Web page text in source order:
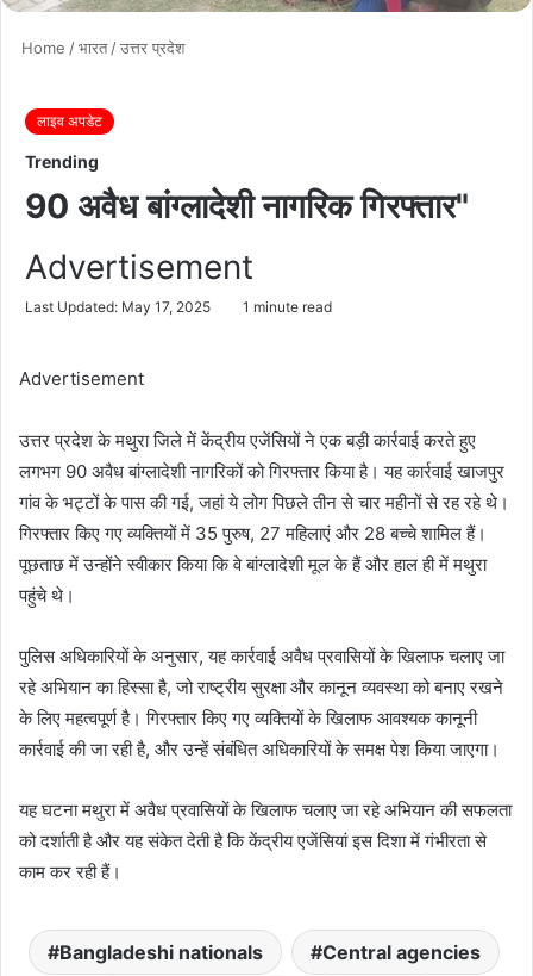
Home /भारत /उत्तर प्रदेश
लाइव अपडेट
Trending
90 अवैध बांग्लादेशी नागरिक गिरफ्तार"
Advertisement
Last Updated: May 17, 2025 1 minute read
Advertisement
उत्तर प्रदेश के मथुरा जिले में केंद्रीय एजेंसियों ने एक बड़ी कार्रवाई करते हुए
लगभग 90 अवैध बांग्लादेशी नागरिकों को गिरफ्तार किया है। यह कार्रवाई खाजपुर
गांव के भट्टों के पास की गई, जहां ये लोग पिछले तीन से चार महीनों से रह रहे थे।
गिरफ्तार किए गए व्यक्तियों में 35 पुरुष, 27 महिलाएं और 28 बच्चे शामिल हैं।
पूछताछ में उन्होंने स्वीकार किया कि वे बांग्लादेशी मूल के हैं और हाल ही में मथुरा
पहुंचे थे।
पुलिस अधिकारियों के अनुसार, यह कार्रवाई अवैध प्रवासियों के खिलाफ चलाए जा
रहे अभियान का हिस्सा है, जो राष्ट्रीय सुरक्षा और कानून व्यवस्था को बनाए रखने
के लिए महत्वपूर्ण है। गिरफ्तार किए गए व्यक्तियों के खिलाफ आवश्यक कानूनी
कार्रवाई की जा रही है, और उन्हें संबंधित अधिकारियों के समक्ष पेश किया जाएगा।
यह घटना मथुरा में अवैध प्रवासियों के खिलाफ चलाए जा रहे अभियान की सफलता
को दर्शाती है और यह संकेत देती है कि केंद्रीय एजेंसियां इस दिशा में गंभीरता से
काम कर रही हैं।
Bangladeshi nationals Central agencies